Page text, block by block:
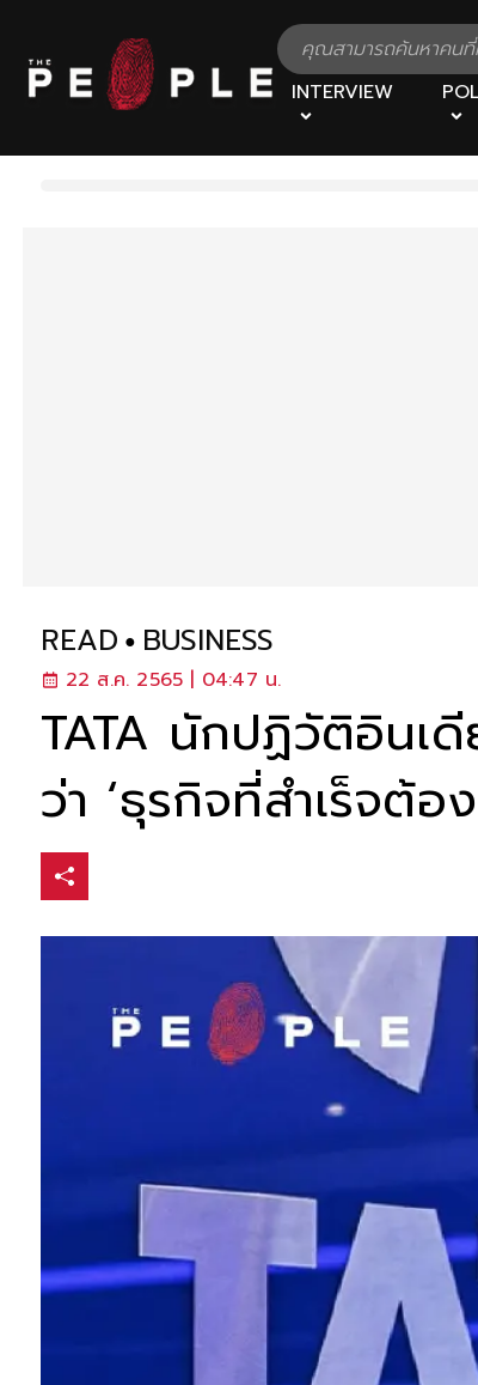
INTERVIEW
READ BUSINESS
22 ส.ค. 2565 | 04:47 น.
TATA นักปฏิวัติอินเ
ว่า ‘ธุรกิจที่สำเร็จต้อ